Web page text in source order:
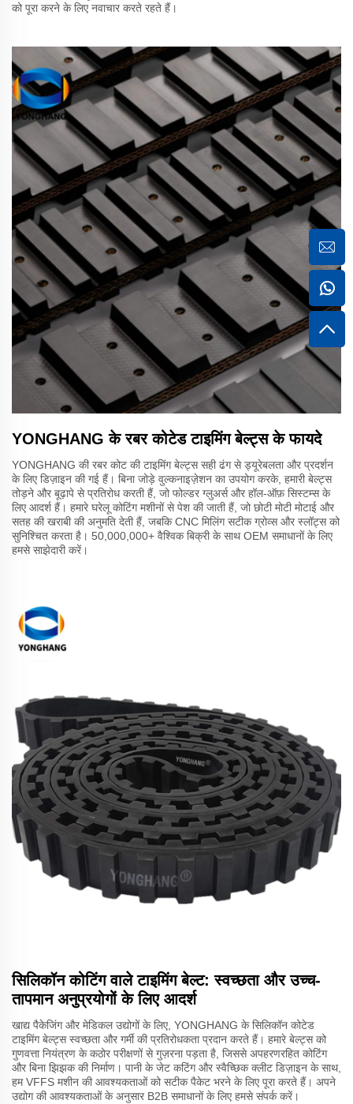
को पूरा करने के लिए नवाचार करते रहते हैं।
YONGHANG के रबर कोटेड टाइमिंग बेल्ट्स के फायदे
YONGHANG की रबर कोट की टाइमिंग बेल्ट्स सही ढंग से ड्यूरेबलता और प्रदर्शन
के लिए डिज़ाइन की गई हैं। बिना जोड़े वुल्कनाइज़ेशन का उपयोग करके, हमारी बेल्ट्स
तोड़ने और बूढ़ापे से प्रतिरोध करती हैं, जो फोल्डर ग्लुअर्स और हॉल-ऑफ़ सिस्टम्स के
लिए आदर्श हैं। हमारे घरेलू कोटिंग मशीनों से पेश की जाती हैं, जो छोटी मोटी मोटाई और
सतह की खराबी की अनुमति देती हैं, जबकि CNC मिलिंग सटीक ग्रोव्स और स्लॉट्स को
सुनिश्चित करता है। 50,000,000+ वैश्विक बिक्री के साथ OEM समाधानों के लिए
हमसे साझेदारी करें।
सिलिकॉन कोटिंग वाले टाइमिंग बेल्ट: स्वच्छता और उच्च-
तापमान अनुप्रयोगों के लिए आदर्श
खाद्य पैकेजिंग और मेडिकल उद्योगों के लिए, YONGHANG के सिलिकॉन कोटेड
टाइमिंग बेल्ट्स स्वच्छता और गर्मी की प्रतिरोधकता प्रदान करते हैं। हमारे बेल्ट्स को
गुणवत्ता नियंत्रण के कठोर परीक्षणों से गुज़रना पड़ता है, जिससे अपहरणरहित कोटिंग
और बिना झिझक की निर्माण। पानी के जेट कटिंग और स्वैच्छिक क्लीट डिज़ाइन के साथ,
हम VFFS मशीन की आवश्यकताओं को सटीक पैकेट भरने के लिए पूरा करते हैं। अपने
उद्योग की आवश्यकताओं के अनुसार B2B समाधानों के लिए हमसे संपर्क करें।